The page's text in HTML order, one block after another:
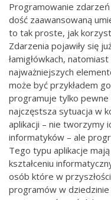
Programowanie
dość zaawansowaną
to tak proste, jak
Zdarzenia pojawiły się
łamigłówkach,
najważniejszych
może być przykładem
programuje tylko
najczęstsza sytuacja w
aplikacji – nie tworzymy
informatyków – ale
Tego typu aplikacje
kształceniu
osób które w
programów w